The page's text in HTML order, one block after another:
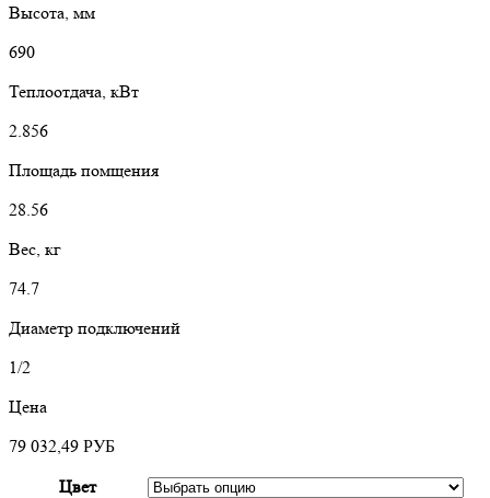
Высота, мм
690
Теплоотдача, кВт
2.856
Площадь помщения
28.56
Вес, кг
74.7
Диаметр подключений
1/2
Цена
79 032,49 РУБ
Цвет